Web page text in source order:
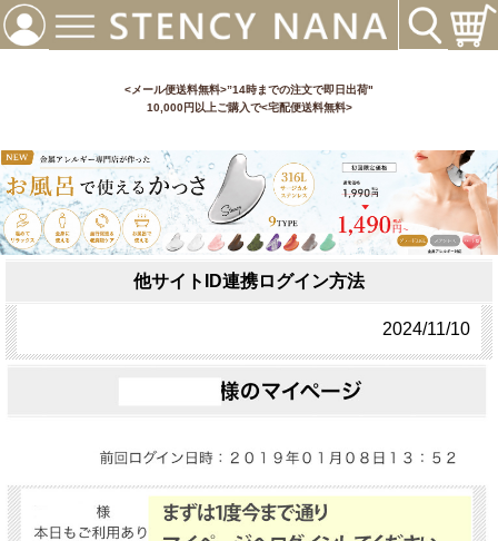
<メール便送料無料>”14時までの注文で即日出荷"
10,000円以上ご購入で<宅配便送料無料>
他サイトID連携ログイン方法
2024/11/10